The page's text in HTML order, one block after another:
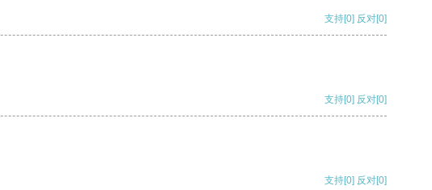
支持[0] 反对[0]
支持[0] 反对[0]
支持[0] 反对[0]